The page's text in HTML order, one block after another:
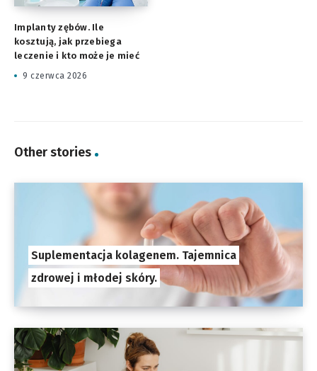
Implanty zębów. Ile
kosztują, jak przebiega
leczenie i kto może je mieć
9 czerwca 2026
Other stories
Suplementacja kolagenem. Tajemnica
zdrowej i młodej skóry.